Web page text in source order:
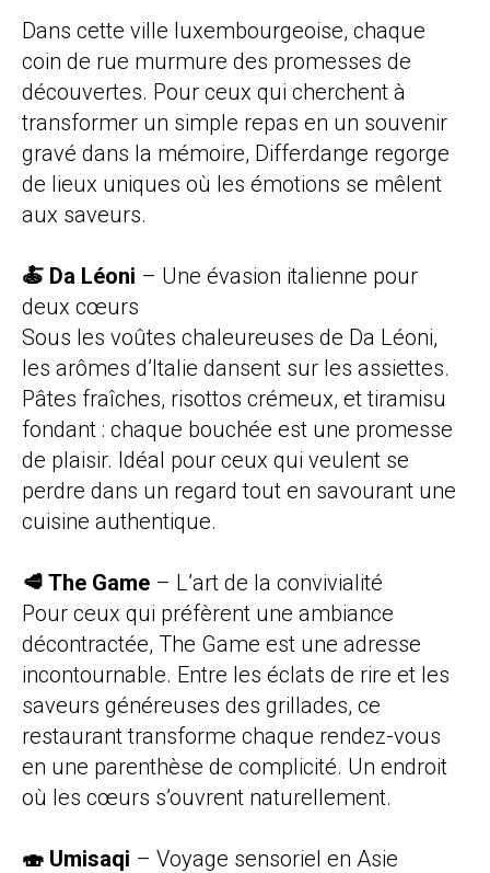
Dans cette ville luxembourgeoise, chaque
coin de rue murmure des promesses de
découvertes. Pour ceux qui cherchent à
transformer un simple repas en un souvenir
gravé dans la mémoire, Differdange regorge
de lieux uniques où les émotions se mêlent
aux saveurs.
🍝 Da Léoni – Une évasion italienne pour
deux cœurs
Sous les voûtes chaleureuses de Da Léoni,
les arômes d’Italie dansent sur les assiettes.
Pâtes fraîches, risottos crémeux, et tiramisu
fondant : chaque bouchée est une promesse
de plaisir. Idéal pour ceux qui veulent se
perdre dans un regard tout en savourant une
cuisine authentique.
🥩 The Game – L’art de la convivialité
Pour ceux qui préfèrent une ambiance
décontractée, The Game est une adresse
incontournable. Entre les éclats de rire et les
saveurs généreuses des grillades, ce
restaurant transforme chaque rendez-vous
en une parenthèse de complicité. Un endroit
où les cœurs s’ouvrent naturellement.
🍣 Umisaqi – Voyage sensoriel en Asie